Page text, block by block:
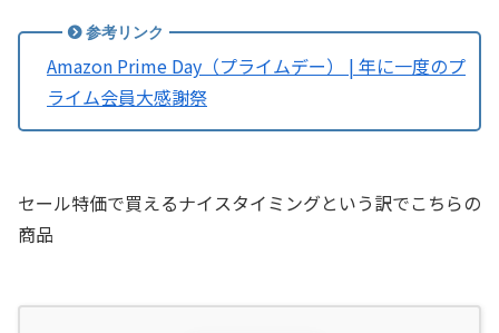
Amazon Prime Day（プライムデー） | 年に一度のプ
ライム会員大感謝祭
セール特価で買えるナイスタイミングという訳でこちらの
商品